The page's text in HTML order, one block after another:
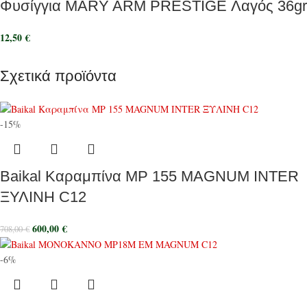
Φυσίγγια MARY ARM PRESTIGE Λαγός 36gr
12,50€
Σχετικά προϊόντα
-15%
Baikal Καραμπίνα MP 155 MAGNUM INTER
ΞΥΛΙΝΗ C12
708,00€ 600,00€
-6%